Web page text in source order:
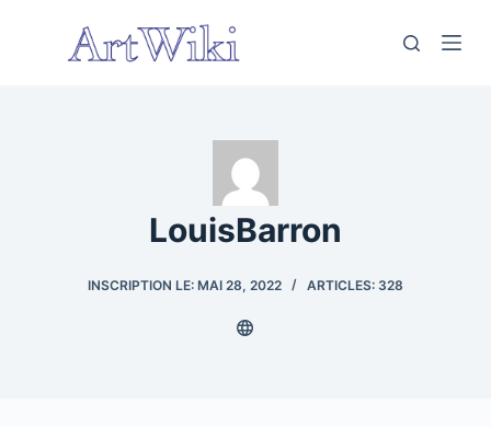
LouisBarron
INSCRIPTION LE: MAI 28, 2022 ARTICLES: 328